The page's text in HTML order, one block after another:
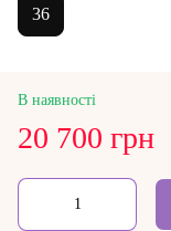
36
В наявності
20 700 грн